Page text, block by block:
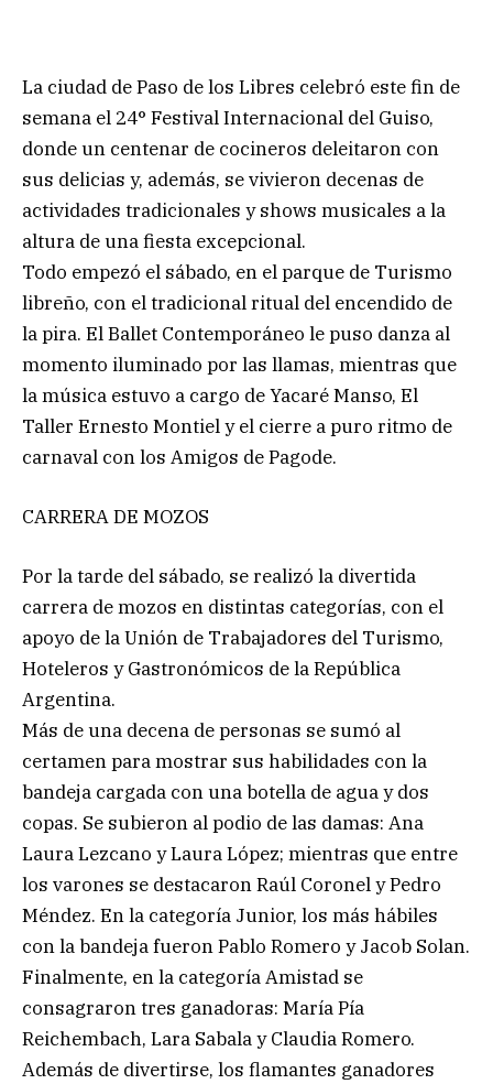
La ciudad de Paso de los Libres celebró este fin de
semana el 24° Festival Internacional del Guiso,
donde un centenar de cocineros deleitaron con
sus delicias y, además, se vivieron decenas de
actividades tradicionales y shows musicales a la
altura de una fiesta excepcional.
Todo empezó el sábado, en el parque de Turismo
libreño, con el tradicional ritual del encendido de
la pira. El Ballet Contemporáneo le puso danza al
momento iluminado por las llamas, mientras que
la música estuvo a cargo de Yacaré Manso, El
Taller Ernesto Montiel y el cierre a puro ritmo de
carnaval con los Amigos de Pagode.
CARRERA DE MOZOS
Por la tarde del sábado, se realizó la divertida
carrera de mozos en distintas categorías, con el
apoyo de la Unión de Trabajadores del Turismo,
Hoteleros y Gastronómicos de la República
Argentina.
Más de una decena de personas se sumó al
certamen para mostrar sus habilidades con la
bandeja cargada con una botella de agua y dos
copas. Se subieron al podio de las damas: Ana
Laura Lezcano y Laura López; mientras que entre
los varones se destacaron Raúl Coronel y Pedro
Méndez. En la categoría Junior, los más hábiles
con la bandeja fueron Pablo Romero y Jacob Solan.
Finalmente, en la categoría Amistad se
consagraron tres ganadoras: María Pía
Reichembach, Lara Sabala y Claudia Romero.
Además de divertirse, los flamantes ganadores